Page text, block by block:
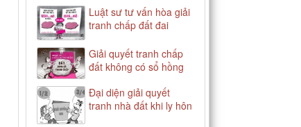
Luật sư tư vấn hòa giải
tranh chấp đất đai
Giải quyết tranh chấp
đất không có sổ hồng
Đại diện giải quyết
tranh nhà đất khi ly hôn